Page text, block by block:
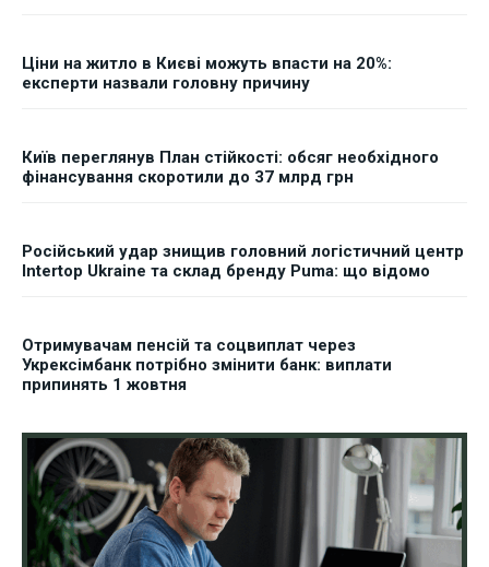
Ціни на житло в Києві можуть впасти на 20%:
експерти назвали головну причину
Київ переглянув План стійкості: обсяг необхідного
фінансування скоротили до 37 млрд грн
Російський удар знищив головний логістичний центр
Intertop Ukraine та склад бренду Puma: що відомо
Отримувачам пенсій та соцвиплат через
Укрексімбанк потрібно змінити банк: виплати
припинять 1 жовтня